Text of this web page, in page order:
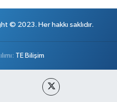
© 2023. Her hakkı saklıdır.
TE Bilişim